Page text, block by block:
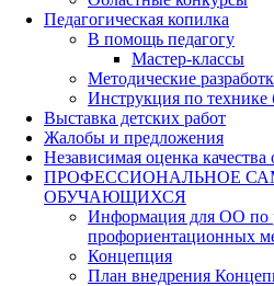
Педагогическая копилка
В помощь педагогу
Мастер-классы
Методические
Инструкция по технике
Выставка детских работ
Жалобы и предложения
Независимая оценка качества
ПРОФЕССИОНАЛЬНОЕ
ОБУЧАЮЩИХСЯ
Информация для ОО по
профориентационных
Концепция
План внедрения